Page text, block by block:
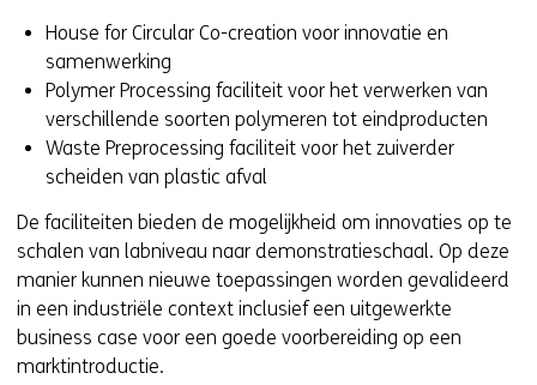
House for Circular Co-creation voor innovatie en
samenwerking
Polymer Processing faciliteit voor het verwerken van
verschillende soorten polymeren tot eindproducten
Waste Preprocessing faciliteit voor het zuiverder
scheiden van plastic afval
De faciliteiten bieden de mogelijkheid om innovaties op te
schalen van labniveau naar demonstratieschaal. Op deze
manier kunnen nieuwe toepassingen worden gevalideerd
in een industriële context inclusief een uitgewerkte
business case voor een goede voorbereiding op een
marktintroductie.